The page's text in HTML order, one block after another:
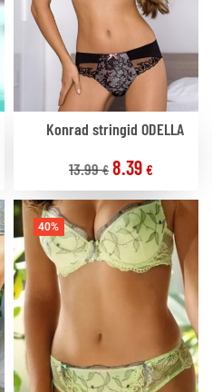
Konrad stringid ODELLA
13.99€ 8.39 €
40%